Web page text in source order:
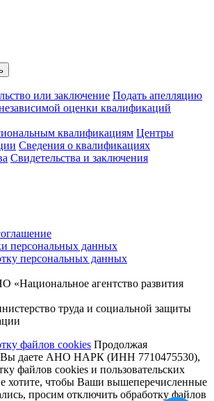
или заключение Подать апелляцию
оценки квалификаций
квалификациям Центры
Сведения о квалификациях
Свидетельства и заключения
персональных данных
персональных данных
агентство развития
труда и социальной защиты
файлов cookies Продолжая
Вы даете АНО НАРК (ИНН 7710475530),
файлов cookies и пользовательских
хотите, чтобы Ваши вышеперечисленные
просим отключить обработку файлов